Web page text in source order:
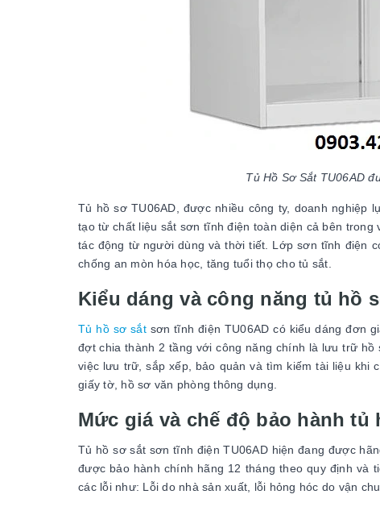
Tủ Hồ Sơ Sắt TU06AD
Tủ hồ sơ TU06AD, được nhiều công ty, doanh nghiệp
tạo từ chất liệu sắt sơn tĩnh điện toàn diện cả bên
tác động từ người dùng và thời tiết. Lớp sơn tĩnh điện
chống an mòn hóa học, tăng tuổi thọ cho tủ sắt.
Kiểu dáng và công năng tủ hồ
Tủ hồ sơ sắtsơn tĩnh điện TU06AD có kiểu dáng đơn
đợt chia thành 2 tầng với công năng chính là lưu trữ
việc lưu trữ, sắp xếp, bảo quản và tìm kiếm tài liệu khi
giấy tờ, hồ sơ văn phòng thông dụng.
Mức giá và chế độ bảo hành tủ
Tủ hồ sơ sắt sơn tĩnh điện TU06AD hiện đang được
được bảo hành chính hãng 12 tháng theo quy định và
các lỗi như: Lỗi do nhà sản xuất, lỗi hỏng hóc do vận